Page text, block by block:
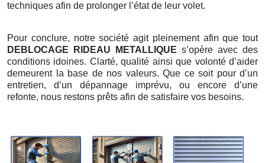
techniques afin de prolonger l’état de leur volet.
Pour conclure, notre société agit pleinement afin que tout
DEBLOCAGE RIDEAU METALLIQUE s’opère avec des
conditions idoines. Clarté, qualité ainsi que volonté d’aider
demeurent la base de nos valeurs. Que ce soit pour d’un
entretien, d’un dépannage imprévu, ou encore d’une
refonte, nous restons prêts afin de satisfaire vos besoins.